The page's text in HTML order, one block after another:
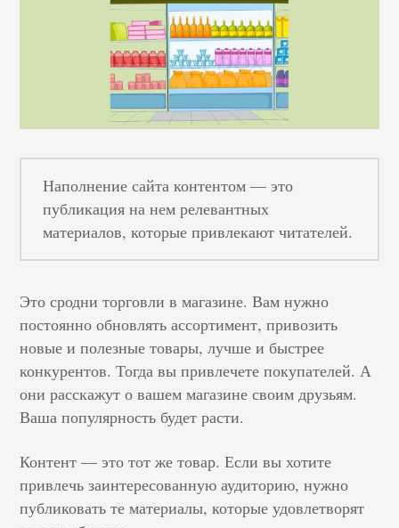
Наполнение сайта контентом — это
публикация на нем релевантных
материалов, которые привлекают читателей.
Это сродни торговли в магазине. Вам нужно
постоянно обновлять ассортимент, привозить
новые и полезные товары, лучше и быстрее
конкурентов. Тогда вы привлечете покупателей. А
они расскажут о вашем магазине своим друзьям.
Ваша популярность будет расти.
Контент — это тот же товар. Если вы хотите
привлечь заинтересованную аудиторию, нужно
публиковать те материалы, которые удовлетворят